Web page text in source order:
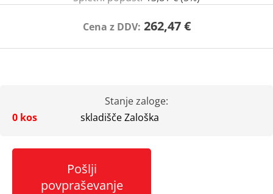
Cena z DDV: 262,47 €
Stanje zaloge:
0 kos
skladišče Zaloška
Pošlji
povpraševanje